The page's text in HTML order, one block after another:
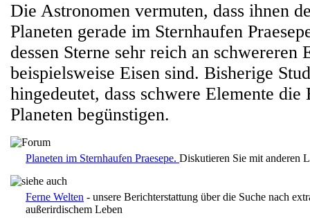
Die Astronomen vermuten, dass ihnen
Planeten gerade im Sternhaufen
dessen Sterne sehr reich an schwereren
beispielsweise Eisen sind. Bisherige
hingedeutet, dass schwere Elemente die
Planeten begünstigen.
Planeten im Sternhaufen Praesepe. Diskutieren Sie mit anderen
Ferne Welten - unsere Berichterstattung über die Suche nach
außerirdischem Leben